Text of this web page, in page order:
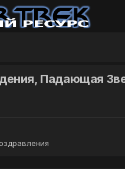
Падающая